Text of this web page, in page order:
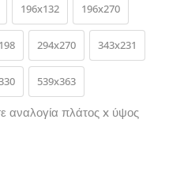
196x132 196x270
294x270 343x231
539x363
αναλογία πλάτος x ύψος